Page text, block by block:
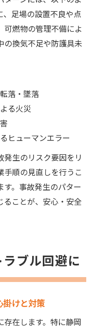
、足場の設置不良や点
可燃物の管理不備によ
の換気不足や防護具未
落・墜落
る火災
ヒューマンエラー
発生のリスク要因をリ
手順の見直しを行うこ
す。事故発生のパター
ることが、安心・安全
ブル回避に
掛けと対策
在します。特に静岡